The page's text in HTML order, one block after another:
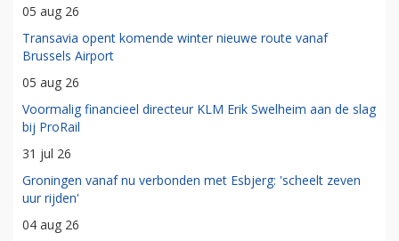
05 aug 26
Transavia opent komende winter nieuwe route vanaf
Brussels Airport
05 aug 26
Voormalig financieel directeur KLM Erik Swelheim aan de slag
bij ProRail
31 jul 26
Groningen vanaf nu verbonden met Esbjerg: 'scheelt zeven
uur rijden'
04 aug 26